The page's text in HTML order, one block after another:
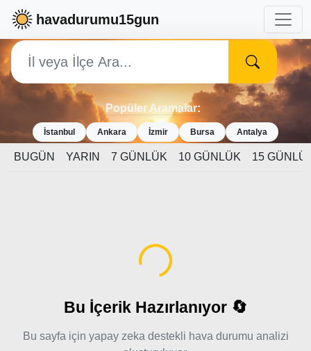
havadurumu15gun
Popüler Aramalar:
İstanbul Ankara İzmir Bursa Antalya
BUGÜN YARIN 7 GÜNLÜK 10 GÜNLÜK 15
Yükleniyor...
Bu İçerik Hazırlanıyor 🔄
Bu sayfa için yapay zeka destekli hava durumu analizi